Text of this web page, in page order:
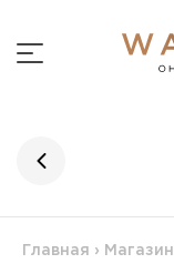
Главная › Магазин